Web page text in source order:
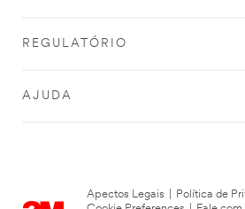
REGULATÓRIO
AJUDA
Apectos Legais Política de